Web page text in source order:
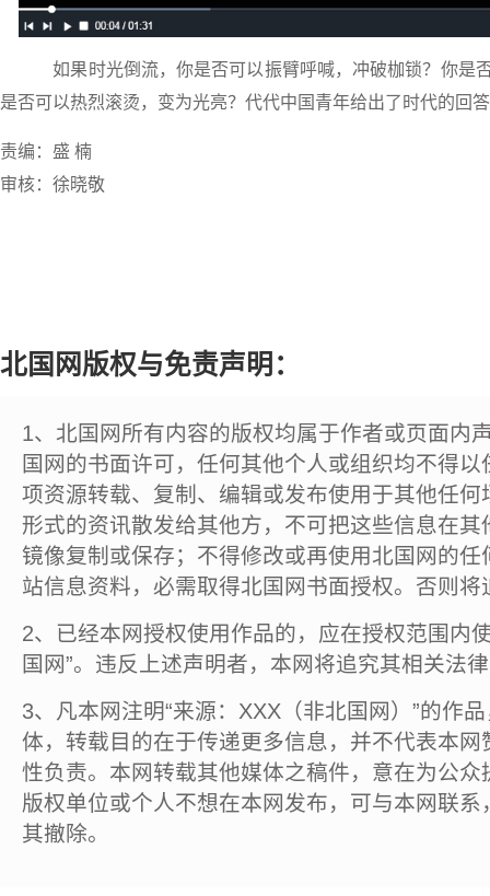
如果时光倒流，你是否可以振臂呼喊，冲破枷锁？你是
是否可以热烈滚烫，变为光亮？代代中国青年给出了时代的回
责编：盛 楠
审核：徐晓敬
北国网版权与免责声明：
1、北国网所有内容的版权均属于作者或页面内
国网的书面许可，任何其他个人或组织均不得
项资源转载、复制、编辑或发布使用于其他任
形式的资讯散发给其他方，不可把这些信息在
镜像复制或保存；不得修改或再使用北国网的
站信息资料，必需取得北国网书面授权。否则将
2、已经本网授权使用作品的，应在授权范围内
国网”。违反上述声明者，本网将追究其相关法
3、凡本网注明“来源：XXX（非北国网）”的作
体，转载目的在于传递更多信息，并不代表本
性负责。本网转载其他媒体之稿件，意在为公
版权单位或个人不想在本网发布，可与本网联
其撤除。